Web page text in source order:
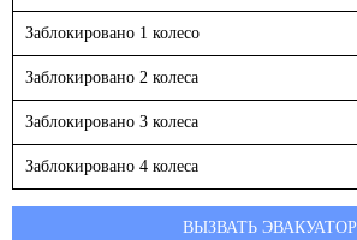
Заблокировано 1 колесо
Заблокировано 2 колеса
Заблокировано 3 колеса
Заблокировано 4 колеса
ВЫЗВАТЬ ЭВАКУАТОР